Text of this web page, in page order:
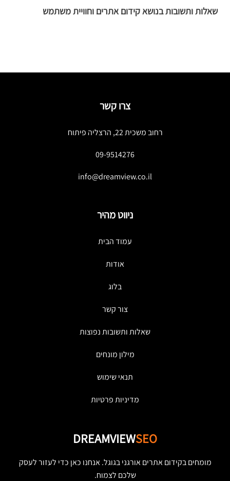
שאלות ותשובות בנושא קידום אתרים וחוויית משתמש
צרו קשר
רחוב משכית 22, הרצליה פיתוח
09-9514276
info@dreamview.co.il
ניווט מהיר
עמוד הבית
אודות
בלוג
צור קשר
שאלות ותשובות נפוצות
מילון מונחים
תנאי שימוש
מדיניות פרטיות
DREAMVIEWSEO
מומחים בקידום אתרים אורגני בגוגל. אנחנו כאן כדי לעזור לעסק
שלכם לצמוח.